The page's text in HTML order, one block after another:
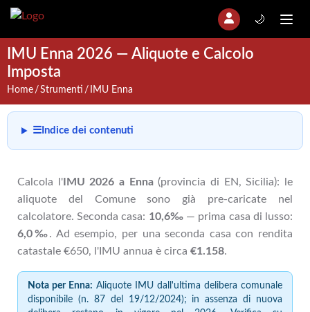
🌙
IMU Enna 2026 — Aliquote e Calcolo
Imposta
Home Strumenti IMU Enna
☰ Indice dei contenuti
Calcola l'IMU 2026 a Enna(provincia di EN, Sicilia): le
aliquote del Comune sono già pre-caricate nel
calcolatore. Seconda casa: 10,6‰ — prima casa di lusso:
6,0‰. Ad esempio, per una seconda casa con rendita
catastale €650, l'IMU annua è circa €1.158.
Nota per Enna: Aliquote IMU dall'ultima delibera comunale
disponibile (n. 87 del 19/12/2024); in assenza di nuova